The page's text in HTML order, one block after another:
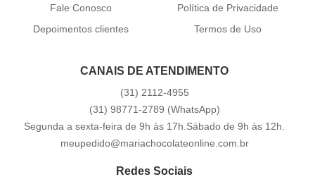
Fale Conosco
Depoimentos clientes
Política de Privacidade
Termos de Uso
CANAIS DE ATENDIMENTO
(31) 2112-4955
(31) 98771-2789 (WhatsApp)
Segunda a sexta-feira de 9h às 17h.Sábado de 9h às 12h.
meupedido@mariachocolateonline.com.br
Redes Sociais